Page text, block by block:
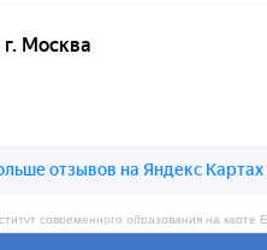
современного образования на карте